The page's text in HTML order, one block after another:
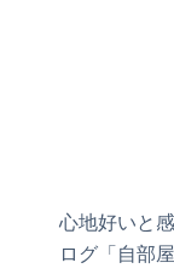
心地好いと
ログ「自部